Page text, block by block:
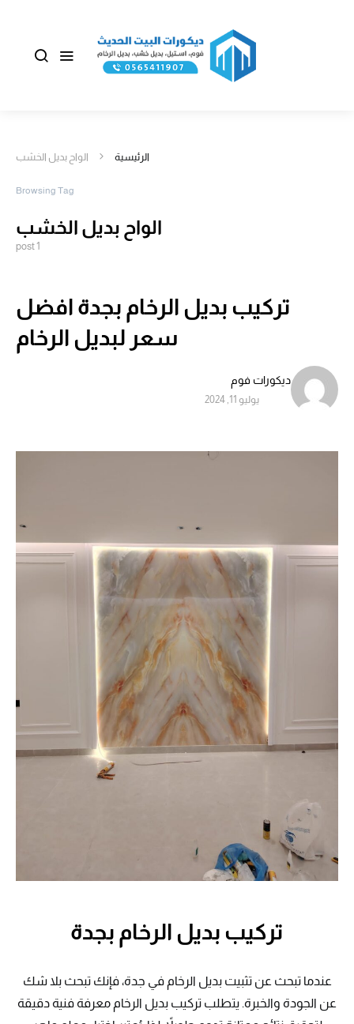
الرئيسية الواح بديل الخشب
Browsing Tag
الواح بديل الخشب
1 post
تركيب بديل الرخام بجدة افضل
سعر لبديل الرخام
ديكورات فوم
يوليو 11, 2024
تركيب بديل الرخام بجدة
عندما تبحث عن تثبيت بديل الرخام في جدة، فإنك تبحث بلا شك
عن الجودة والخبرة. يتطلب تركيب بديل الرخام معرفة فنية دقيقة